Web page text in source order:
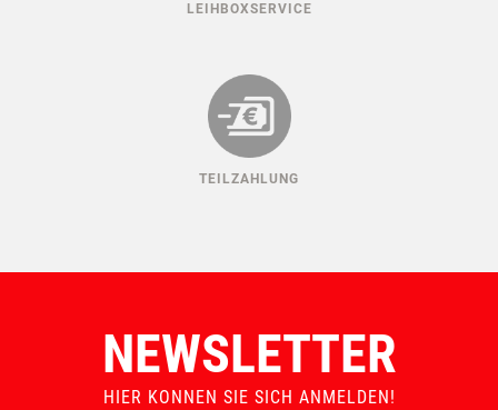
LEIHBOXSERVICE
TEILZAHLUNG
NEWSLETTER
HIER KONNEN SIE SICH ANMELDEN!